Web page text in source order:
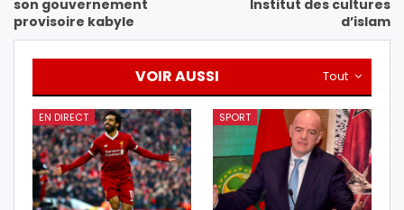
son gouvernement
provisoire kabyle
Institut des cultures
d’islam
Tout
VOIR AUSSI
EN DIRECT SPORT